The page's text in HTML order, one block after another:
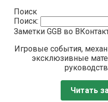
Поиск
Поиск:
Заметки GGB во
Игровые события,
эксклюзивные
Читать